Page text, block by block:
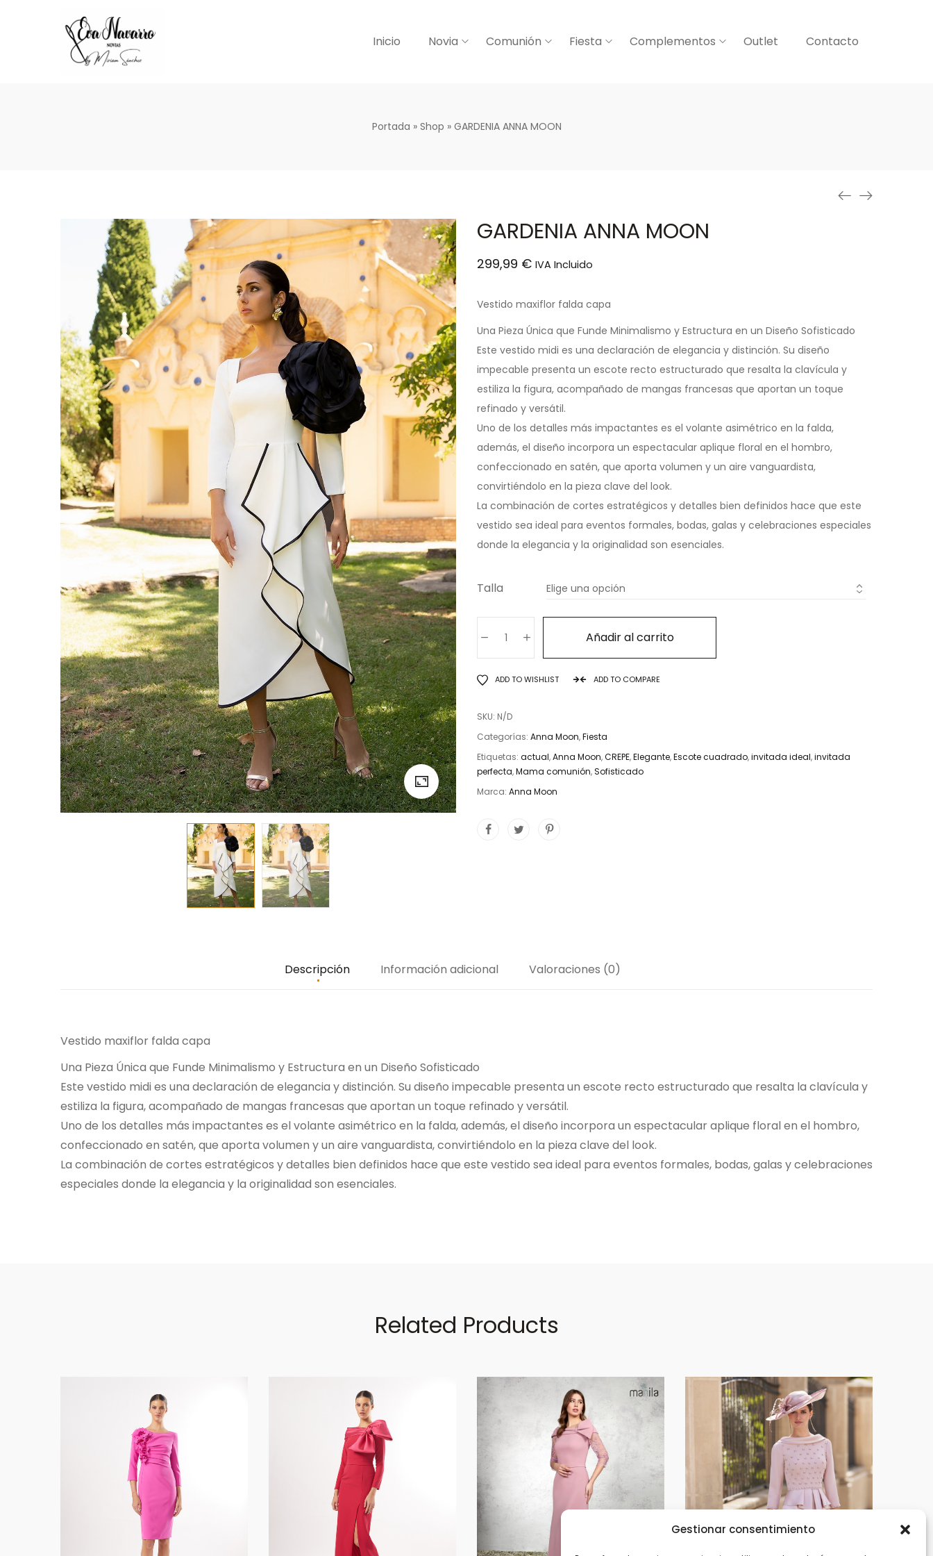
Gestionar consentimiento
Inicio Novia Comunión Fiesta Complementos Outlet Contacto
Portada » Shop » GARDENIA ANNA MOON
GARDENIA ANNA MOON
299,99 € IVA Incluido
Vestido maxiflor falda capa
Una Pieza Única que Funde Minimalismo y Estructura en un Diseño Sofisticado
Este vestido midi es una declaración de elegancia y distinción. Su diseño
impecable presenta un escote recto estructurado que resalta la clavícula y
estiliza la figura, acompañado de mangas francesas que aportan un toque
refinado y versátil.
Uno de los detalles más impactantes es el volante asimétrico en la falda,
además, el diseño incorpora un espectacular aplique floral en el hombro,
confeccionado en satén, que aporta volumen y un aire vanguardista,
convirtiéndolo en la pieza clave del look.
La combinación de cortes estratégicos y detalles bien definidos hace que este
vestido sea ideal para eventos formales, bodas, galas y celebraciones especiales
donde la elegancia y la originalidad son esenciales.
Talla
ANNA
MOON
cantidad
Añadir al carrito
ADD TO WISHLIST ADD TO COMPARE
SKU: N/D
Categorías: Anna Moon,Fiesta
Etiquetas: actual,Anna Moon,CREPE,Elegante,Escote cuadrado,invitada ideal,invitada
perfecta,Mama comunión,Sofisticado
Marca: Anna Moon
Descripción Información adicional Valoraciones (0)
Vestido maxiflor falda capa
Una Pieza Única que Funde Minimalismo y Estructura en un Diseño Sofisticado
Este vestido midi es una declaración de elegancia y distinción. Su diseño impecable presenta un escote recto estructurado que resalta la clavícula y
estiliza la figura, acompañado de mangas francesas que aportan un toque refinado y versátil.
Uno de los detalles más impactantes es el volante asimétrico en la falda, además, el diseño incorpora un espectacular aplique floral en el hombro,
confeccionado en satén, que aporta volumen y un aire vanguardista, convirtiéndolo en la pieza clave del look.
La combinación de cortes estratégicos y detalles bien definidos hace que este vestido sea ideal para eventos formales, bodas, galas y celebraciones
especiales donde la elegancia y la originalidad son esenciales.
Related Products